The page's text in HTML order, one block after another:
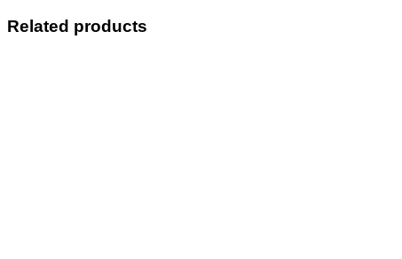
Related products